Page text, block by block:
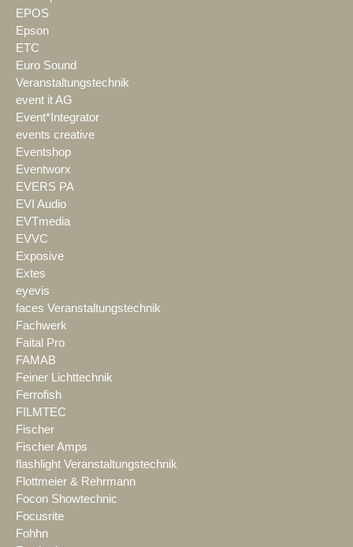
EPOS
Epson
ETC
Euro Sound
Veranstaltungstechnik
event it AG
Event*Integrator
events creative
Eventshop
Eventworx
EVERS PA
EVI Audio
EVTmedia
EVVC
Exposive
Extes
eyevis
faces Veranstaltungstechnik
Fachwerk
Faital Pro
FAMAB
Feiner Lichttechnik
Ferrofish
FILMTEC
Fischer
Fischer Amps
flashlight Veranstaltungstechnik
Flottmeier & Rehrmann
Focon Showtechnic
Focusrite
Fohhn